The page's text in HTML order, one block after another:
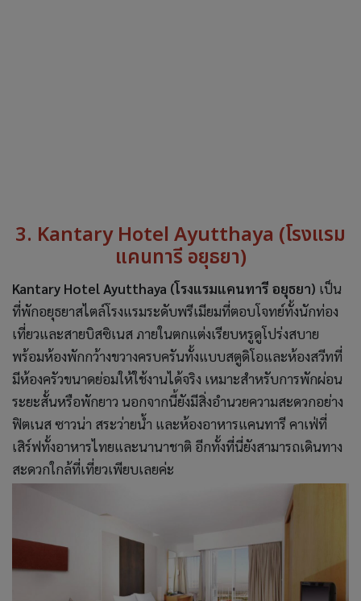
3. Kantary Hotel Ayutthaya (โรงแรม
แคนทารี อยุธยา)
Kantary Hotel Ayutthaya (โรงแรมแคนทารี อยุธยา) เป็น
ที่พักอยุธยาสไตล์โรงแรมระดับพรีเมียมที่ตอบโจทย์ทั้งนักท่อง
เที่ยวและสายบิสซิเนส ภายในตกแต่งเรียบหรูดูโปร่งสบาย
พร้อมห้องพักกว้างขวางครบครันทั้งแบบสตูดิโอและห้องสวีทที่
มีห้องครัวขนาดย่อมให้ใช้งานได้จริง เหมาะสำหรับการพักผ่อน
ระยะสั้นหรือพักยาว นอกจากนี้ยังมีสิ่งอำนวยความสะดวกอย่าง
ฟิตเนส ซาวน่า สระว่ายน้ำ และห้องอาหารแคนทารี คาเฟ่ที่
เสิร์ฟทั้งอาหารไทยและนานาชาติ อีกทั้งที่นี่ยังสามารถเดินทาง
สะดวกใกล้ที่เที่ยวเพียบเลยค่ะ